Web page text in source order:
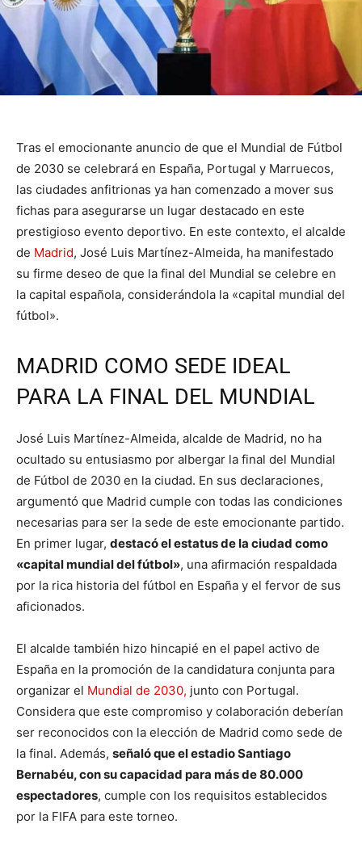
Tras el emocionante anuncio de que el Mundial de Fútbol
de 2030 se celebrará en España, Portugal y Marruecos,
las ciudades anfitrionas ya han comenzado a mover sus
fichas para asegurarse un lugar destacado en este
prestigioso evento deportivo. En este contexto, el alcalde
de Madrid, José Luis Martínez-Almeida, ha manifestado
su firme deseo de que la final del Mundial se celebre en
la capital española, considerándola la «capital mundial del
fútbol».
MADRID COMO SEDE IDEAL
PARA LA FINAL DEL MUNDIAL
José Luis Martínez-Almeida, alcalde de Madrid, no ha
ocultado su entusiasmo por albergar la final del Mundial
de Fútbol de 2030 en la ciudad. En sus declaraciones,
argumentó que Madrid cumple con todas las condiciones
necesarias para ser la sede de este emocionante partido.
En primer lugar, destacó el estatus de la ciudad como
«capital mundial del fútbol», una afirmación respaldada
por la rica historia del fútbol en España y el fervor de sus
aficionados.
El alcalde también hizo hincapié en el papel activo de
España en la promoción de la candidatura conjunta para
organizar el Mundial de 2030, junto con Portugal.
Considera que este compromiso y colaboración deberían
ser reconocidos con la elección de Madrid como sede de
la final. Además, señaló que el estadio Santiago
Bernabéu, con su capacidad para más de 80.000
espectadores, cumple con los requisitos establecidos
por la FIFA para este torneo.